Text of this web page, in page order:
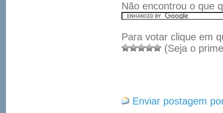
Não encontrou o que
Para votar clique em
(Seja o
Enviar postagem